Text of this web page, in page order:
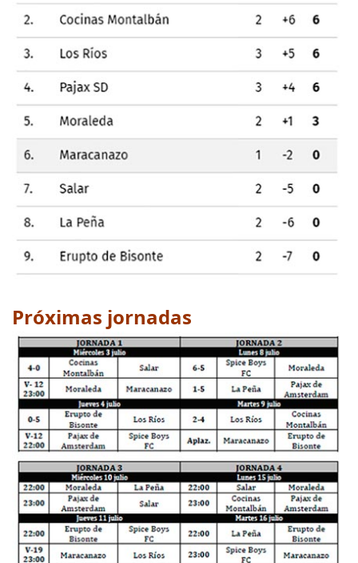
Próximas jornadas